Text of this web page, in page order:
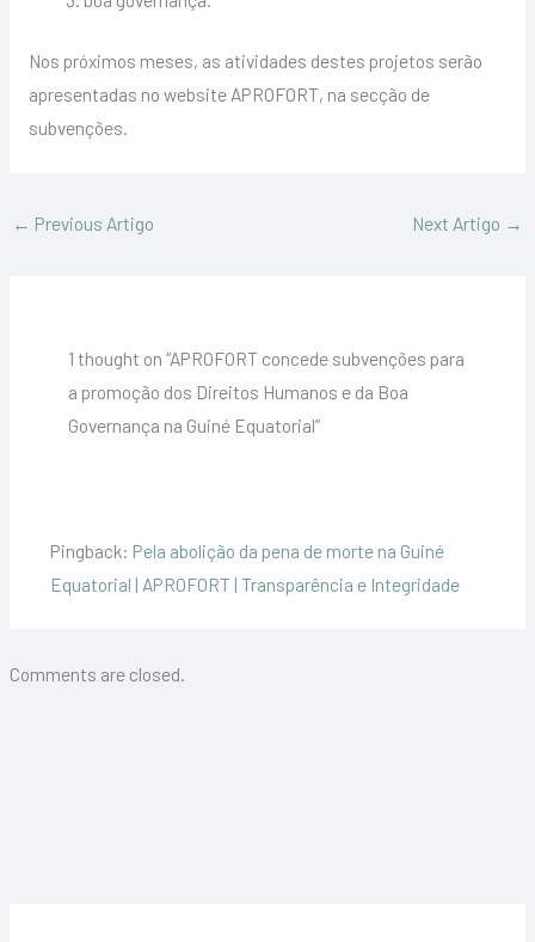
Nos próximos meses, as atividades destes projetos serão
apresentadas no website APROFORT, na secção de
subvenções.
← Previous Artigo Next Artigo →
1 thought on “APROFORT concede subvenções para
a promoção dos Direitos Humanos e da Boa
Governança na Guiné Equatorial”
Pingback: Pela abolição da pena de morte na Guiné
Equatorial | APROFORT | Transparência e Integridade
Comments are closed.